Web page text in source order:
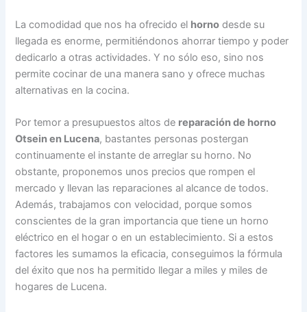
La comodidad que nos ha ofrecido el horno desde su
llegada es enorme, permitiéndonos ahorrar tiempo y poder
dedicarlo a otras actividades. Y no sólo eso, sino nos
permite cocinar de una manera sano y ofrece muchas
alternativas en la cocina.
Por temor a presupuestos altos de reparación de horno
Otsein en Lucena, bastantes personas postergan
continuamente el instante de arreglar su horno. No
obstante, proponemos unos precios que rompen el
mercado y llevan las reparaciones al alcance de todos.
Además, trabajamos con velocidad, porque somos
conscientes de la gran importancia que tiene un horno
eléctrico en el hogar o en un establecimiento. Si a estos
factores les sumamos la eficacia, conseguimos la fórmula
del éxito que nos ha permitido llegar a miles y miles de
hogares de Lucena.